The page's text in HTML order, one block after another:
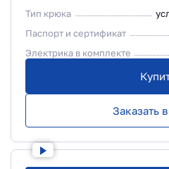
Тип крюка
Паспорт и сертификат
Электрика в комплекте
Заказать